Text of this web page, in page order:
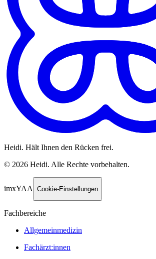
Heidi. Hält Ihnen den Rücken frei.
© 2026 Heidi. Alle Rechte vorbehalten.
imxYAA Cookie-Einstellungen
Fachbereiche
Allgemeinmedizin
Fachärzt:innen